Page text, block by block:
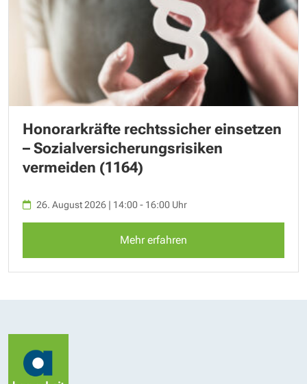
Honorarkräfte rechtssicher einsetzen
– Sozialversicherungsrisiken
vermeiden (1164)
26. August 2026 | 14:00 - 16:00 Uhr
Mehr erfahren